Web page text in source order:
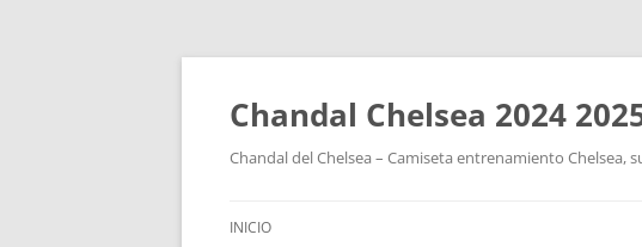
Chandal Chelsea 2024
Chandal del Chelsea – Camiseta entrenamiento Chelsea,
INICIO